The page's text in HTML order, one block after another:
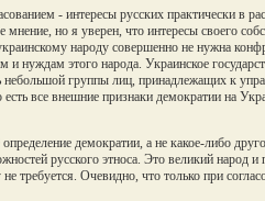
- интересы русских практически в
но я уверен, что интересы своего
народу совершенно не нужна
нуждам этого народа. Украинское
небольшой группы лиц, принадлежащих к
все внешние признаки демократии на
демократии, а не какое-либо
русского этноса. Это великий народ и
требуется. Очевидно, что только при